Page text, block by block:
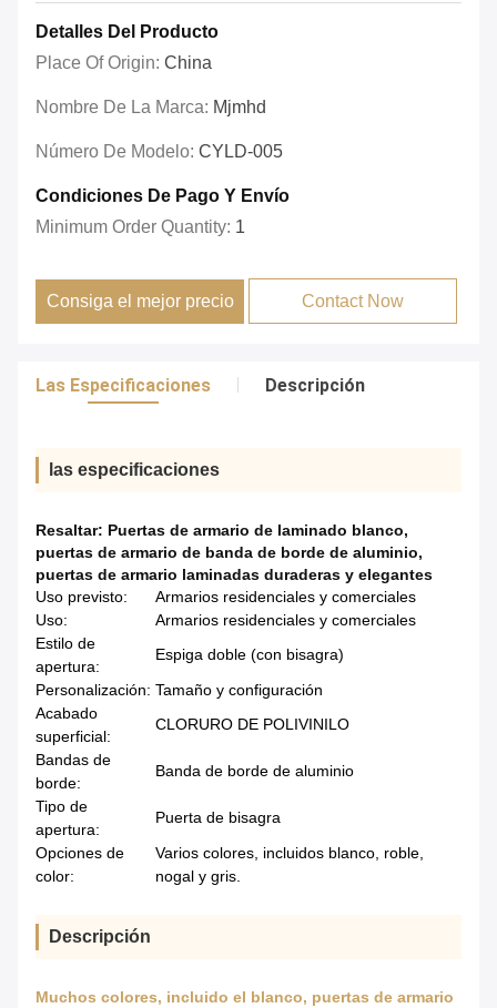
Detalles Del Producto
Place Of Origin: China
Nombre De La Marca: Mjmhd
Número De Modelo: CYLD-005
Condiciones De Pago Y Envío
Minimum Order Quantity: 1
Consiga el mejor precio Contact Now
Las Especificaciones Descripción
las especificaciones
Resaltar: Puertas de armario de laminado blanco,
puertas de armario de banda de borde de aluminio,
puertas de armario laminadas duraderas y elegantes
Uso previsto:
Armarios residenciales y comerciales
Uso:
Armarios residenciales y comerciales
Estilo de
apertura:
Espiga doble (con bisagra)
Personalización: Tamaño y configuración
Acabado
superficial:
CLORURO DE POLIVINILO
Bandas de
borde:
Banda de borde de aluminio
Tipo de
apertura:
Puerta de bisagra
Opciones de
color:
Varios colores, incluidos blanco, roble,
nogal y gris.
Descripción
Muchos colores, incluido el blanco, puertas de armario